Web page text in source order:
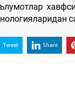
Tweet Share